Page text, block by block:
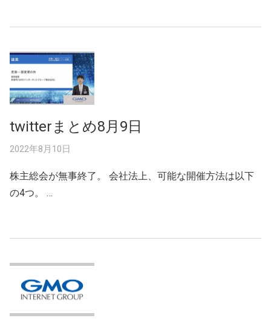
twitterまとめ8月9日
2022年8月10日
株主総会が無事終了。 会社法上、可能な開催方法は以下
の4つ。 …